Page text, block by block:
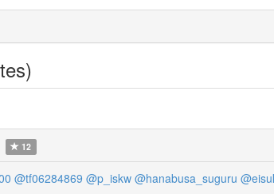
12
@tf06284869 @p_iskw @hanabusa_suguru